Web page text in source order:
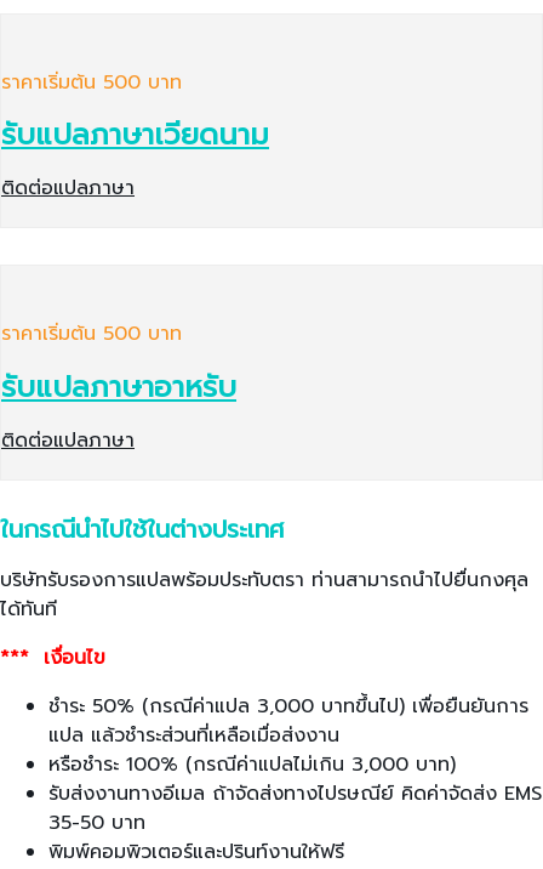
ราคาเริ่มต้น 500 บาท
รับแปลภาษาเวียดนาม
ติดต่อแปลภาษา
ราคาเริ่มต้น 500 บาท
รับแปลภาษาอาหรับ
ติดต่อแปลภาษา
ในกรณีนำไปใช้ในต่างประเทศ
บริษัทรับรองการแปลพร้อมประทับตรา ท่านสามารถนำไปยื่นกงศุล
ได้ทันที
*** เงื่อนไข
ชำระ 50% (กรณีค่าแปล 3,000 บาทขึ้นไป) เพื่อยืนยันการ
แปล แล้วชำระส่วนที่เหลือเมื่อส่งงาน
หรือชำระ 100% (กรณีค่าแปลไม่เกิน 3,000 บาท)
รับส่งงานทางอีเมล ถ้าจัดส่งทางไปรษณีย์ คิดค่าจัดส่ง EMS
35-50 บาท
พิมพ์คอมพิวเตอร์และปรินท์งานให้ฟรี